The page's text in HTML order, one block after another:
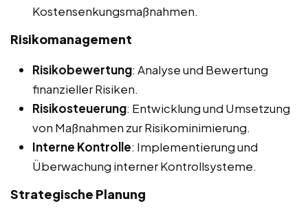
Kostensenkungsmaßnahmen.
Risikomanagement
Risikobewertung: Analyse und Bewertung
finanzieller Risiken.
Risikosteuerung: Entwicklung und Umsetzung
von Maßnahmen zur Risikominimierung.
Interne Kontrolle: Implementierung und
Überwachung interner Kontrollsysteme.
Strategische Planung